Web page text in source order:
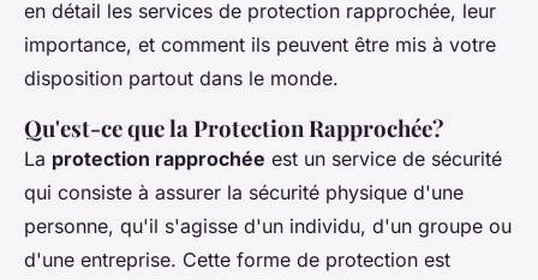
en détail les services de protection rapprochée, leur
importance, et comment ils peuvent être mis à votre
disposition partout dans le monde.
Qu'est-ce que la Protection Rapprochée?
La protection rapprochée est un service de sécurité
qui consiste à assurer la sécurité physique d'une
personne, qu'il s'agisse d'un individu, d'un groupe ou
d'une entreprise. Cette forme de protection est